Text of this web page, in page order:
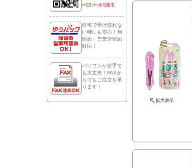
自宅で受け取れな
い時にも安心！局
留め・営業所留め
対応！
パソコンが苦手で
も大丈夫！FAXか
らでもご注文を承
ります！